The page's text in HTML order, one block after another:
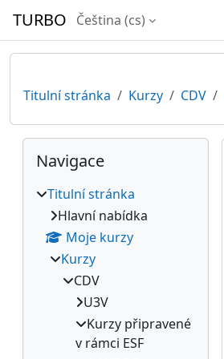
Přejít k hlavnímu obsahu
TURBO Čeština ‎(cs)‎
Titulní stránka Kurzy CDV
Bloky
Přeskočit: Navigace
Navigace
Titulní stránka
Hlavní nabídka
Moje kurzy
Kurzy
CDV
U3V
Kurzy připravené
v rámci ESF